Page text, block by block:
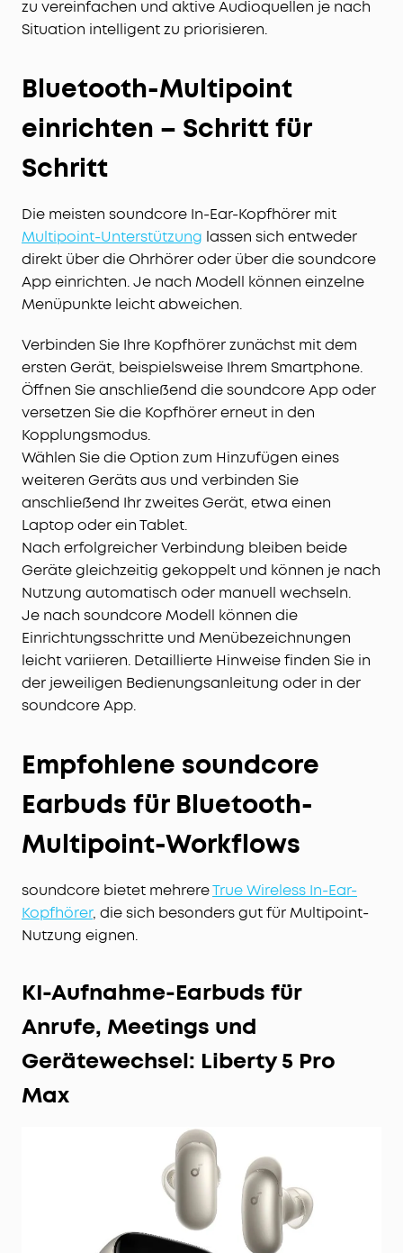
zu vereinfachen und aktive Audioquellen je nach
Situation intelligent zu priorisieren.
Bluetooth-Multipoint
einrichten – Schritt für
Schritt
Die meisten soundcore In-Ear-Kopfhörer mit
Multipoint-Unterstützung lassen sich entweder
direkt über die Ohrhörer oder über die soundcore
App einrichten. Je nach Modell können einzelne
Menüpunkte leicht abweichen.
Verbinden Sie Ihre Kopfhörer zunächst mit dem
ersten Gerät, beispielsweise Ihrem Smartphone.
Öffnen Sie anschließend die soundcore App oder
versetzen Sie die Kopfhörer erneut in den
Kopplungsmodus.
Wählen Sie die Option zum Hinzufügen eines
weiteren Geräts aus und verbinden Sie
anschließend Ihr zweites Gerät, etwa einen
Laptop oder ein Tablet.
Nach erfolgreicher Verbindung bleiben beide
Geräte gleichzeitig gekoppelt und können je nach
Nutzung automatisch oder manuell wechseln.
Je nach soundcore Modell können die
Einrichtungsschritte und Menübezeichnungen
leicht variieren. Detaillierte Hinweise finden Sie in
der jeweiligen Bedienungsanleitung oder in der
soundcore App.
Empfohlene soundcore
Earbuds für Bluetooth-
Multipoint-Workflows
soundcore bietet mehrereTrue Wireless In-Ear-
Kopfhörer, die sich besonders gut für Multipoint-
Nutzung eignen.
KI-Aufnahme-Earbuds für
Anrufe, Meetings und
Gerätewechsel: Liberty 5 Pro
Max